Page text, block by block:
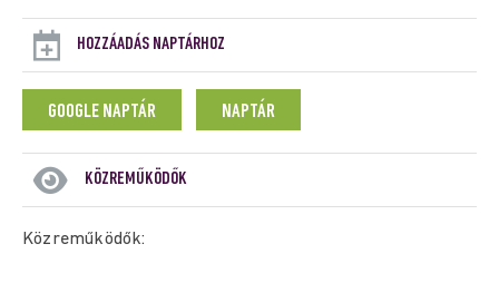
HOZZÁADÁS NAPTÁRHOZ
GOOGLE NAPTÁR NAPTÁR
KÖZREMŰKÖDŐK
Közreműködők: